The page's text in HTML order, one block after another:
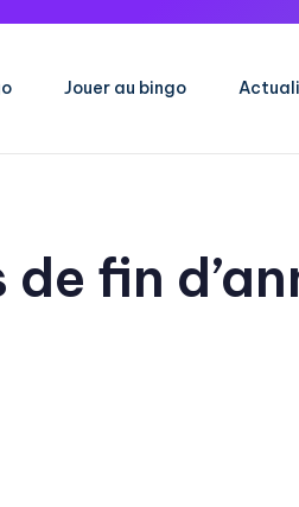
Jouer au bingo
fin